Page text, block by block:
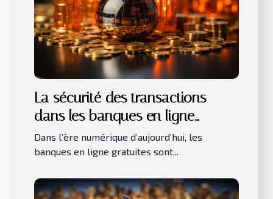
La sécurité des transactions
dans les banques en ligne
gratuites
Dans l’ère numérique d’aujourd’hui, les
banques en ligne gratuites sont...